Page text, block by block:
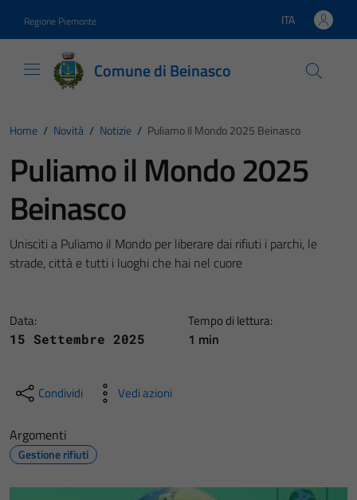
Regione Piemonte Lingua attiva:
ITA
Comune di Beinasco
Home / Novità / Notizie / Puliamo Il Mondo 2025 Beinasco
Puliamo il Mondo 2025
Beinasco
Unisciti a Puliamo il Mondo per liberare dai rifiuti i parchi, le
strade, città e tutti i luoghi che hai nel cuore
Data:
15 Settembre 2025
Tempo di lettura:
1 min
Condividi Vedi azioni
Argomenti
Gestione rifiuti